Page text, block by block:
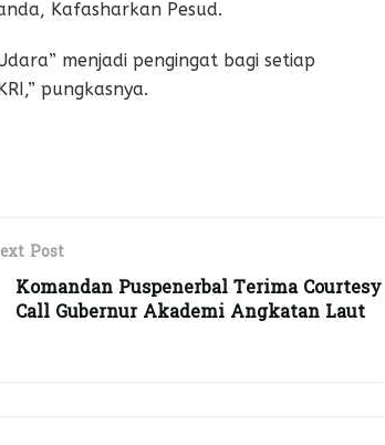
Kafasharkan Pesud.
menjadi pengingat bagi setiap
pungkasnya.
Post
Komandan Puspenerbal Terima Courtesy
Call Gubernur Akademi Angkatan Laut